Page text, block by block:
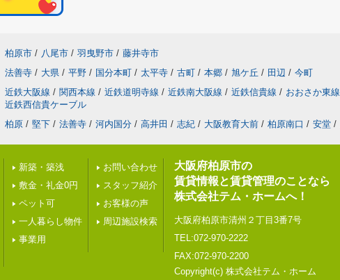
柏原市 / 八尾市 / 羽曳野市 / 藤井寺市
法善寺 / 大県 / 平野 / 国分本町 / 太平寺 / 古町 / 本郷 / 旭ケ丘 / 田辺 / 今町
近鉄大阪線 / 関西本線 / 近鉄道明寺線 / 近鉄南大阪線 / 近鉄信貴線 / おおさか東線
近鉄西信貴ケーブル
柏原 / 堅下 / 法善寺 / 河内国分 / 高井田 / 志紀 / 大阪教育大前 / 柏原南口 / 安堂 /
新築・築浅
敷金・礼金0円
ペット可
一人暮らし物件
事業用
お問い合わせ
スタッフ紹介
お客様の声
周辺施設検索
大阪府柏原市の
賃貸情報と賃貸管理のことなら
株式会社テム・ホームへ！
大阪府柏原市清州２丁目3番7号
TEL:072-970-2222
FAX:072-970-2200
Copyright(c) 株式会社テム・ホーム